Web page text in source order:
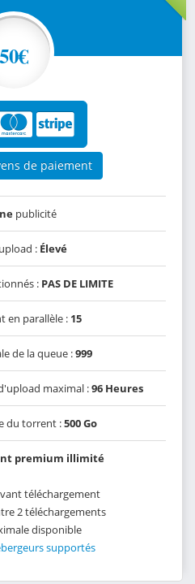
50€
de paiement
publicité
: Élevé
: PAS DE LIMITE
en parallèle : 15
de la queue :999
maximal :96 Heures
du torrent :500 Go
premium illimité
téléchargement
2 téléchargements
disponible
supportés